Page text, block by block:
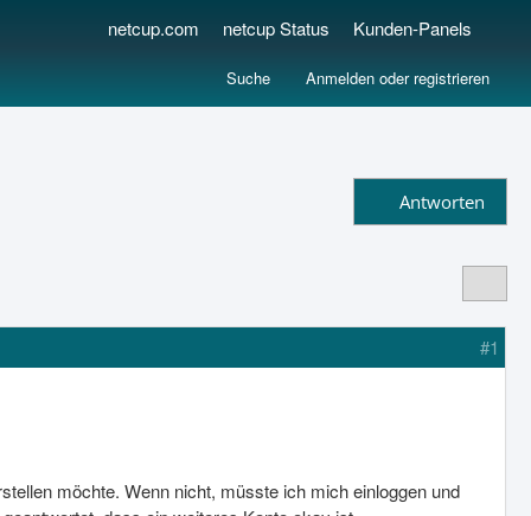
netcup.com netcup Status Kunden-Panels
Anmelden oder registrieren
Suche
Antworten
#1
möchte. Wenn nicht, müsste ich mich einloggen und